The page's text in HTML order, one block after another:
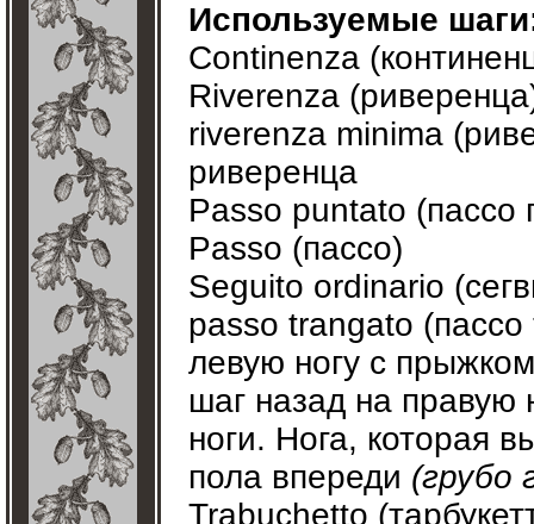
Используемые
Continenza
Riverenza
riverenza minima
риверенца
Passo puntato (пассо
Passo (пассо)
Seguito ordinario
passo trangato (пассо
левую ногу с
шаг назад на правую
ноги. Нога, которая
пола впереди (грубо
Trabuchetto